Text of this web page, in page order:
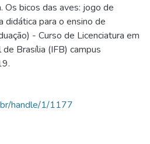
Os bicos das aves: jogo de
didática para o ensino de
- Curso de Licenciatura em
Brasília (IFB) campus
handle/1/1177